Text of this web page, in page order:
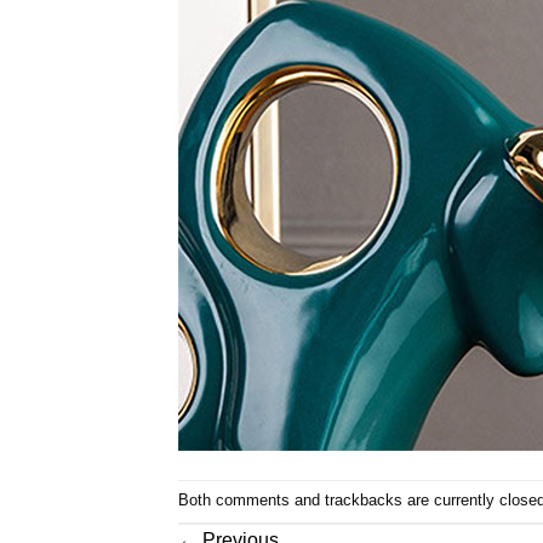
Both comments and trackbacks are currently